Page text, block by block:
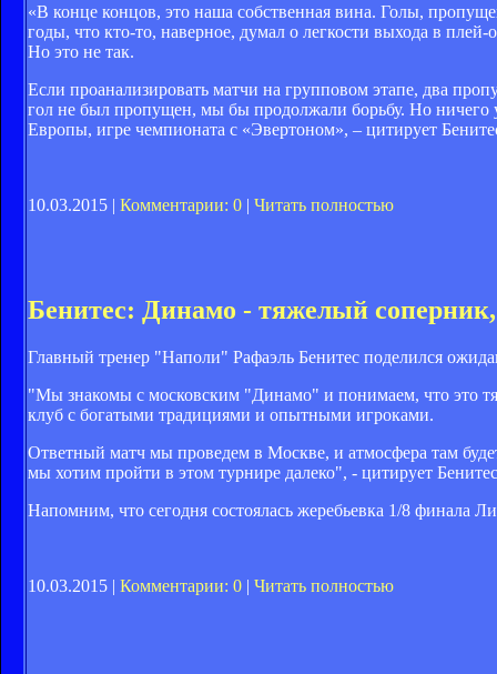
«В конце концов, это наша собственная вина. Голы,
годы, что кто-то, наверное, думал о легкости выхода в
Но это не так.
Если проанализировать матчи на групповом этапе, два
гол не был пропущен, мы бы продолжали борьбу. Но ничего
Европы, игре чемпионата с «Эвертоном», – цитирует
10.03.2015 | Комментарии: 0 | Читать полностью
Бенитес: Динамо - тяжелый
Главный тренер "Наполи" Рафаэль Бенитес поделился
"Мы знакомы с московским "Динамо" и понимаем, что это
клуб с богатыми традициями и опытными игроками.
Ответный матч мы проведем в Москве, и атмосфера там
мы хотим пройти в этом турнире далеко", - цитирует
Напомним, что сегодня состоялась жеребьевка 1/8 финала
10.03.2015 | Комментарии: 0 | Читать полностью